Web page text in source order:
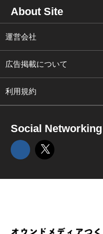
About Site
運営会社
広告掲載について
利用規約
Social